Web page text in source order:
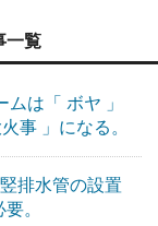
一覧
は「 ボヤ 」
事 」になる。
排水管の設置
。